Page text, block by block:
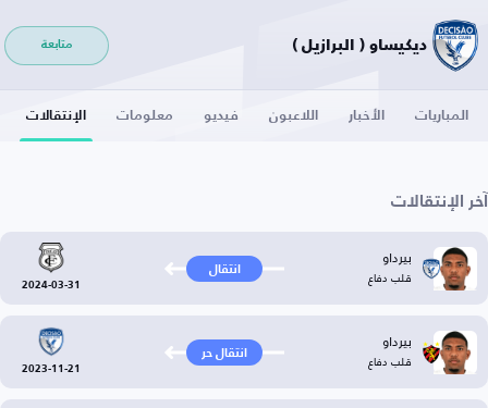
ديكيساو ( البرازيل ) متابعة
المباريات الأخبار اللاعبون فيديو معلومات الإنتقالات
آخر الإنتقالات
بيرداو
قلب دفاع انتقال
2024-03-31
بيرداو
قلب دفاع انتقال حر
2023-11-21